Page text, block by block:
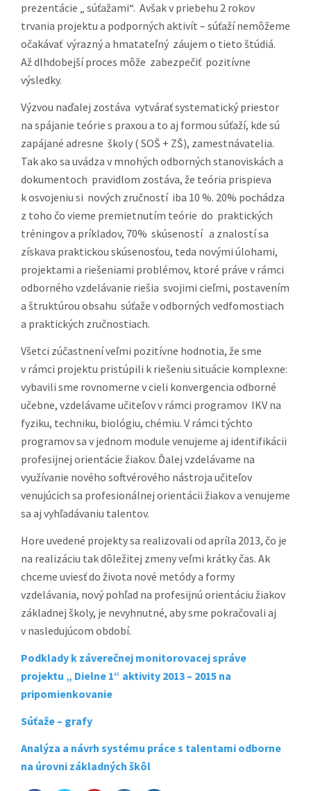
28.03.2014
DS č. 4
Základoškolská
Odborná
Činnosť
Inštruktáže –
kraj PO
Spojená
Ľudmily
22, 080 05
Základoškolská
Odborná
Činnosť
kraj NR
ul. Fraňa
949 01 Nitra
03.04.2014
DS č. 4
Základoškolská
Odborná
Činnosť
Inštruktáže –
kraj KE
SOŠ
Moldavská
1, Košice
04.04.2014
DS č. 4
Základoškolská
Odborná
Činnosť
Inštruktáže –
kraj BB
SOŠ,
cesta 4,
04.04.2014
DS č. 4
Základoškolská
Odborná
Činnosť
Inštruktáže –
kraj TT
SOŠ,
13, Hlohovec
25.04.2014
DS č. 4
Základoškolská
Odborná
súťaže
SOŠ
07.05.2014
DS č.3 Mladý
ekofarmár
súťaže
Bánošom
14.-
16.09.2014
Exkurzia Cern
Realizácia
aktivity
Cern,
30.09.2014
DS č. 5
Stavebníctvo
Workshop
SOŠ,
01.10.2014
DS č. 5
Stavebníctvo
Inštruktáže
22.10.2014
DS č. 4
Základoškolská
Workshop –
CVČ-RCM,
prezentácie „ súťažami“. Avšak v priebehu 2 rokov
trvania projektu a podporných aktivít – súťaží nemôžeme
očakávať výrazný a hmatateľný záujem o tieto štúdiá.
Až dlhdobejší proces môže zabezpečiť pozitívne
výsledky.
Výzvou naďalej zostáva vytvárať systematický priestor
na spájanie teórie s praxou a to aj formou súťaží, kde sú
zapájané adresne školy ( SOŠ + ZŠ), zamestnávatelia.
Tak ako sa uvádza v mnohých odborných stanoviskách a
dokumentoch pravidlom zostáva, že teória prispieva
k osvojeniu si nových zručností iba 10 %. 20% pochádza
z toho čo vieme premietnutím teórie do praktických
tréningov a príkladov, 70% skúseností a znalostí sa
získava praktickou skúsenosťou, teda novými úlohami,
projektami a riešeniami problémov, ktoré práve v rámci
odborného vzdelávanie riešia svojimi cieľmi, postavením
a štruktúrou obsahu súťaže v odborných vedfomostiach
a praktických zručnostiach.
Všetci zúčastnení veľmi pozitívne hodnotia, že sme
v rámci projektu pristúpili k riešeniu situácie komplexne:
vybavili sme rovnomerne v cieli konvergencia odborné
učebne, vzdelávame učiteľov v rámci programov IKV na
fyziku, techniku, biológiu, chémiu. V rámci týchto
programov sa v jednom module venujeme aj identifikácii
profesijnej orientácie žiakov. Ďalej vzdelávame na
využívanie nového softvérového nástroja učiteľov
venujúcich sa profesionálnej orientácii žiakov a venujeme
sa aj vyhľadávaniu talentov.
Hore uvedené projekty sa realizovali od apríla 2013, čo je
na realizáciu tak dôležitej zmeny veľmi krátky čas. Ak
chceme uviesť do života nové metódy a formy
vzdelávania, nový pohľad na profesijnú orientáciu žiakov
základnej školy, je nevyhnutné, aby sme pokračovali aj
v nasledujúcom období.
Podklady k záverečnej monitorovacej správe
projektu „ Dielne 1“ aktivity 2013 – 2015 na
pripomienkovanie
Súťaže – grafy
Analýza a návrh systému práce s talentami odborne
na úrovni základných škôl